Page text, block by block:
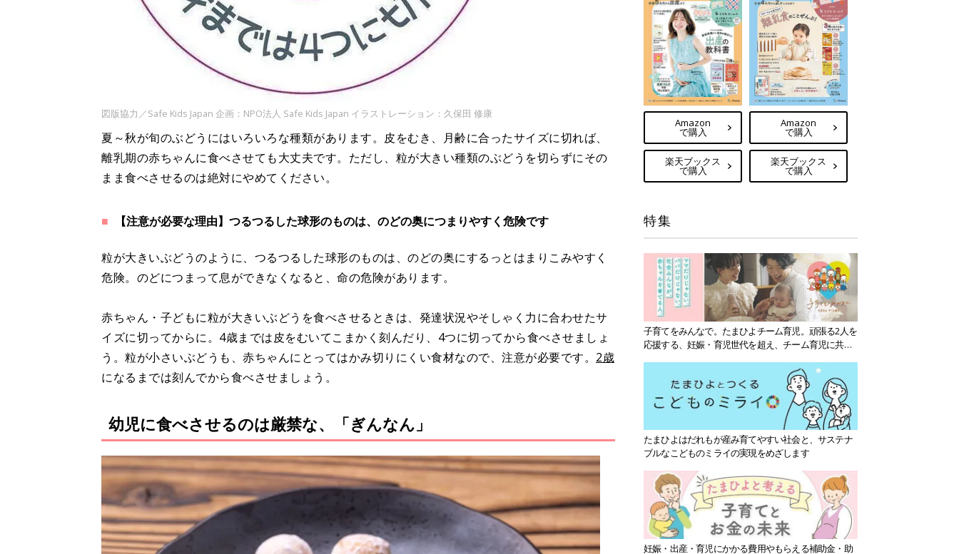
図版協力／Safe Kids Japan 企画：NPO法人 Safe Kids Japan イラストレーション：久保田 修康
夏～秋が旬のぶどうにはいろいろな種類があります。皮をむき、月齢に合ったサイズに切れば、
離乳期の赤ちゃんに食べさせても大丈夫です。ただし、粒が大きい種類のぶどうを切らずにその
まま食べさせるのは絶対にやめてください。
【注意が必要な理由】つるつるした球形のものは、のどの奥につまりやすく危険です
粒が大きいぶどうのように、つるつるした球形のものは、のどの奥にするっとはまりこみやすく
危険。のどにつまって息ができなくなると、命の危険があります。
赤ちゃん・子どもに粒が大きいぶどうを食べさせるときは、発達状況やそしゃく力に合わせたサ
イズに切ってからに。4歳までは皮をむいてこまかく刻んだり、4つに切ってから食べさせましょ
う。粒が小さいぶどうも、赤ちゃんにとってはかみ切りにくい食材なので、注意が必要です。 2歳
になるまでは刻んでから食べさせましょう。
幼児に食べさせるのは厳禁な、「ぎんなん」
Amazon
で購入
楽天ブックス
で購入
Amazon
で購入
楽天ブックス
で購入
特集
子育てをみんなで。たまひよチーム育児。頑張る2人を
応援する、妊娠・育児世代を超え、チーム育児に共感
たまひよはだれもが産み育てやすい社会と、サステナ
ブルなこどものミライの実現をめざします
妊娠・出産・育児にかかる費用やもらえる補助金・助